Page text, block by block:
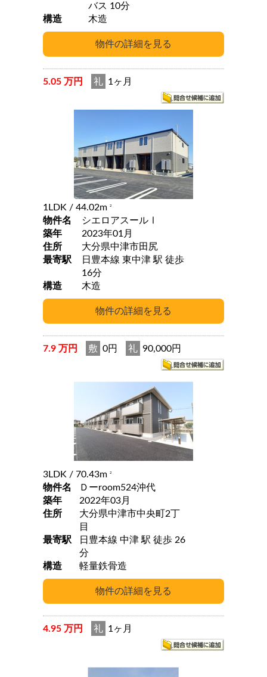
バス 10分
構造
木造
5.05 万円 礼 1ヶ月
1LDK / 44.02m 2
物件名
シエロアスールⅠ
築年
2023年01月
住所
大分県中津市田尻
最寄駅
日豊本線 東中津 駅 徒歩
16分
構造
木造
7.9 万円 敷 0円 礼 90,000円
3LDK / 70.43m 2
物件名
Ｄーroom524沖代
築年
2022年03月
住所
大分県中津市中央町2丁
目
最寄駅
日豊本線 中津 駅 徒歩 26
分
構造
軽量鉄骨造
4.95 万円 礼 1ヶ月